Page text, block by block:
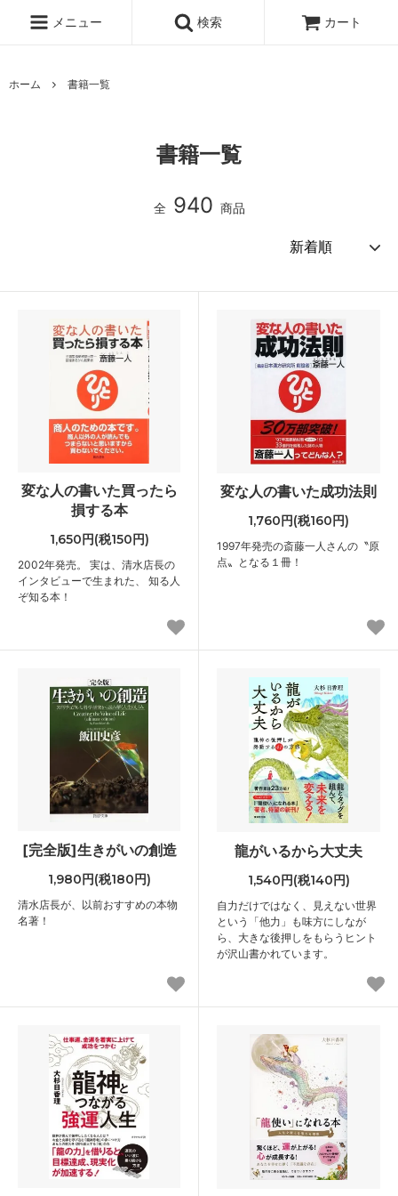
メニュー 検索 カート
ホーム 書籍一覧
書籍一覧
全 940 商品
変な人の書いた買ったら
損する本
1,650円(税150円)
2002年発売。 実は、清水店長の
インタビューで生まれた、 知る人
ぞ知る本！
変な人の書いた成功法則
1,760円(税160円)
1997年発売の斎藤一人さんの〝原
点〟となる１冊！
[完全版]生きがいの創造
1,980円(税180円)
清水店長が、以前おすすめの本物
名著！
龍がいるから大丈夫
1,540円(税140円)
自力だけではなく、見えない世界
という「他力」も味方にしなが
ら、大きな後押しをもらうヒント
が沢山書かれています。